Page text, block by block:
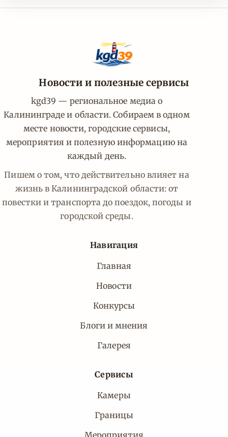
Новости и полезные сервисы
kgd39 — региональное медиа о
Калининграде и области. Собираем в одном
месте новости, городские сервисы,
мероприятия и полезную информацию на
каждый день.
Пишем о том, что действительно влияет на
жизнь в Калининградской области: от
повестки и транспорта до поездок, погоды и
городской среды.
Навигация
Главная
Новости
Конкурсы
Блоги и мнения
Галерея
Сервисы
Камеры
Границы